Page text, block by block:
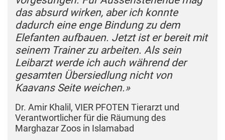
das absurd wirken, aber ich konnte
dadurch eine enge Bindung zu dem
Elefanten aufbauen. Jetzt ist er bereit mit
seinem Trainer zu arbeiten. Als sein
Leibarzt werde ich auch während der
gesamten Übersiedlung nicht von
Kaavans Seite weichen.»
Dr. Amir Khalil, VIER PFOTEN Tierarzt und
Verantwortlicher für die Räumung des
Marghazar Zoos in Islamabad